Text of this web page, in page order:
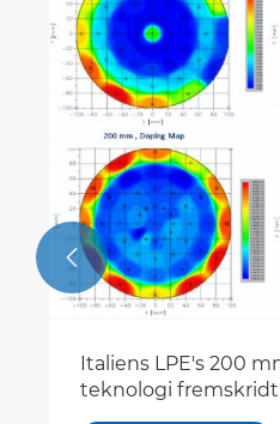
Italiens LPE's 200
teknologi fremskridt
